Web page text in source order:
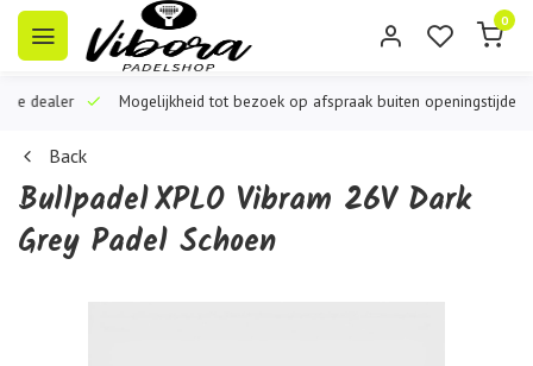
0
dealer Mogelijkheid tot bezoek op afspraak buiten openingstijden
Back
BullpadelXPLO Vibram 26V Dark
Grey Padel Schoen